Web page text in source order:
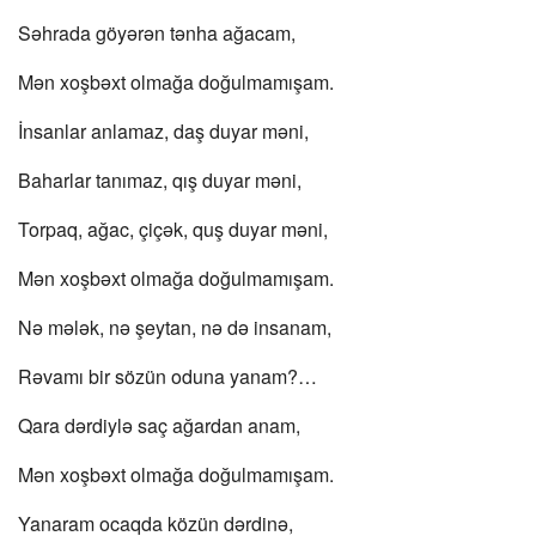
Səhrada göyərən tənha ağacam,
Mən xoşbəxt olmağa doğulmamışam.
İnsanlar anlamaz, daş duyar məni,
Baharlar tanımaz, qış duyar məni,
Torpaq, ağac, çiçək, quş duyar məni,
Mən xoşbəxt olmağa doğulmamışam.
Nə mələk, nə şeytan, nə də insanam,
Rəvamı bir sözün oduna yanam?…
Qara dərdiylə saç ağardan anam,
Mən xoşbəxt olmağa doğulmamışam.
Yanaram ocaqda közün dərdinə,